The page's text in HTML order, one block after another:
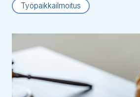
Työpaikkailmoitus